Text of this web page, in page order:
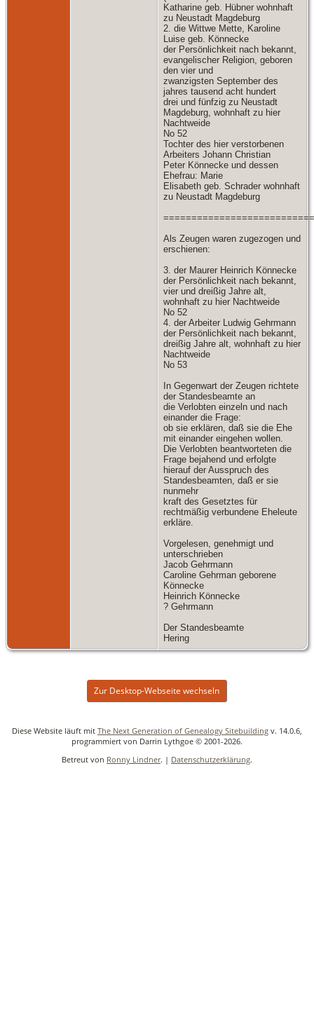
Katharine geb. Hübner wohnhaft
zu Neustadt Magdeburg
2. die Wittwe Mette, Karoline
Luise geb. Könnecke
der Persönlichkeit nach bekannt,
evangelischer Religion, geboren
den vier und
zwanzigsten September des
jahres tausend acht hundert
drei und fünfzig zu Neustadt
Magdeburg, wohnhaft zu hier
Nachtweide
No 52
Tochter des hier verstorbenen
Arbeiters Johann Christian
Peter Könnecke und dessen
Ehefrau: Marie
Elisabeth geb. Schrader wohnhaft
zu Neustadt Magdeburg
Als Zeugen waren zugezogen und
erschienen:
3. der Maurer Heinrich Könnecke
der Persönlichkeit nach bekannt,
vier und dreißig Jahre alt,
wohnhaft zu hier Nachtweide
No 52
4. der Arbeiter Ludwig Gehrmann
der Persönlichkeit nach bekannt,
dreißig Jahre alt, wohnhaft zu hier
Nachtweide
No 53
In Gegenwart der Zeugen richtete
der Standesbeamte an
die Verlobten einzeln und nach
einander die Frage:
ob sie erklären, daß sie die Ehe
mit einander eingehen wollen.
Die Verlobten beantworteten die
Frage bejahend und erfolgte
hierauf der Ausspruch des
Standesbeamten, daß er sie
nunmehr
kraft des Gesetztes für
rechtmäßig verbundene Eheleute
erkläre.
Vorgelesen, genehmigt und
unterschrieben
Jacob Gehrmann
Caroline Gehrman geborene
Könnecke
Heinrich Könnecke
? Gehrmann
Der Standesbeamte
Hering
Zur Desktop-Webseite wechseln
Diese Website läuft mit The Next Generation of Genealogy Sitebuilding v. 14.0.6,
programmiert von Darrin Lythgoe © 2001-2026.
Betreut von Ronny Lindner. | Datenschutzerklärung.